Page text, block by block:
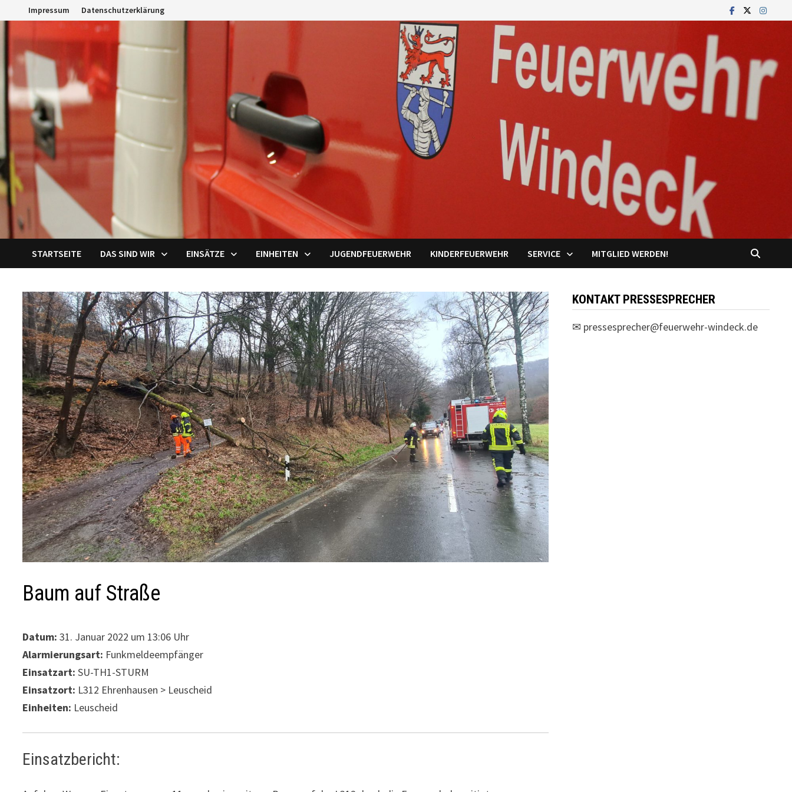
Inhalt
springen
Impressum Datenschutzerklärung
STARTSEITE DAS SIND WIR EINSÄTZE EINHEITEN JUGENDFEUERWEHR KINDERFEUERWEHR SERVICE MITGLIED WERDEN!
Baum auf Straße
Datum: 31. Januar 2022 um 13:06 Uhr
Alarmierungsart: Funkmeldeempfänger
Einsatzart: SU-TH1-STURM
Einsatzort: L312 Ehrenhausen > Leuscheid
Einheiten: Leuscheid
Einsatzbericht:
KONTAKT PRESSESPRECHER
✉ pressesprecher@feuerwehr-windeck.de